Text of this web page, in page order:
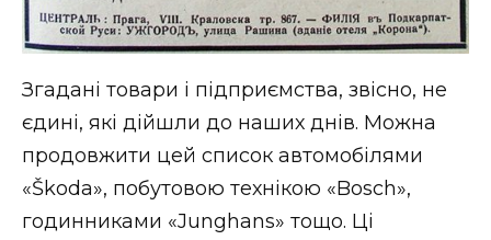
Згадані товари і підприємства, звісно, не
єдині, які дійшли до наших днів. Можна
продовжити цей список автомобілями
«Škoda», побутовою технікою «Bosch»,
годинниками «Junghans» тощо. Ці